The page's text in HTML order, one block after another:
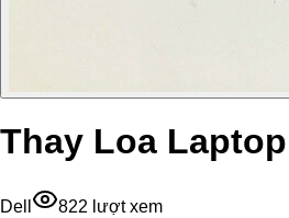
Thay Loa
Dell 822 lượt xem